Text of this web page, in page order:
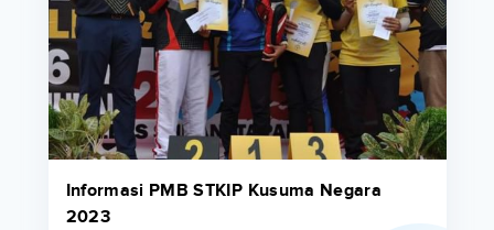
Informasi PMB STKIP Kusuma Negara
2023